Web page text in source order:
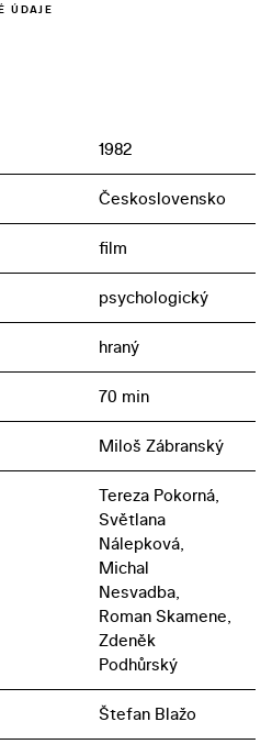
Pepíkovi, druhá otěhotní s
dívčím dozrávání v
ÚDAJE
1982
Československo
film
psychologický
hraný
70 min
Miloš Zábranský
Tereza Pokorná,
Světlana
Nálepková,
Michal
Nesvadba,
Roman Skamene,
Zdeněk
Podhůrský
Štefan Blažo